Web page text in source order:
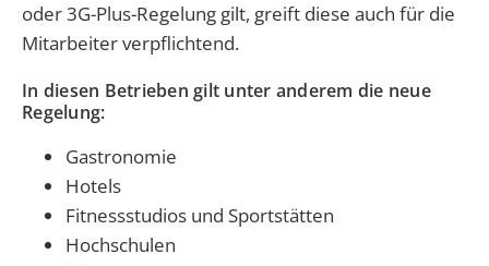
oder 3G-Plus-Regelung gilt, greift diese auch für die
Mitarbeiter verpflichtend.
In diesen Betrieben gilt unter anderem die neue
Regelung:
Gastronomie
Hotels
Fitnessstudios und Sportstätten
Hochschulen